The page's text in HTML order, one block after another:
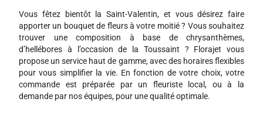
Vous fêtez bientôt la Saint-Valentin, et vous désirez faire
apporter un bouquet de fleurs à votre moitié ? Vous souhaitez
trouver une composition à base de chrysanthèmes,
d’hellébores à l’occasion de la Toussaint ? Florajet vous
propose un service haut de gamme, avec des horaires flexibles
pour vous simplifier la vie. En fonction de votre choix, votre
commande est préparée par un fleuriste local, ou à la
demande par nos équipes, pour une qualité optimale.